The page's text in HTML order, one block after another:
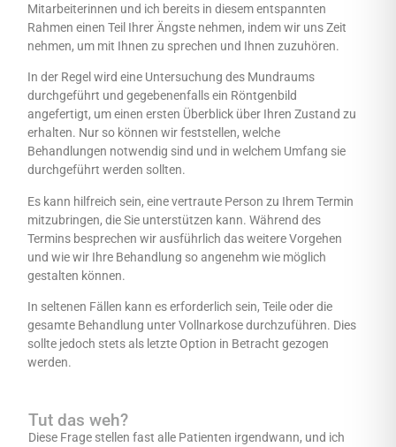
Mitarbeiterinnen und ich bereits in diesem entspannten
Rahmen einen Teil Ihrer Ängste nehmen, indem wir uns Zeit
nehmen, um mit Ihnen zu sprechen und Ihnen zuzuhören.
In der Regel wird eine Untersuchung des Mundraums
durchgeführt und gegebenenfalls ein Röntgenbild
angefertigt, um einen ersten Überblick über Ihren Zustand zu
erhalten. Nur so können wir feststellen, welche
Behandlungen notwendig sind und in welchem Umfang sie
durchgeführt werden sollten.
Es kann hilfreich sein, eine vertraute Person zu Ihrem Termin
mitzubringen, die Sie unterstützen kann. Während des
Termins besprechen wir ausführlich das weitere Vorgehen
und wie wir Ihre Behandlung so angenehm wie möglich
gestalten können.
In seltenen Fällen kann es erforderlich sein, Teile oder die
gesamte Behandlung unter Vollnarkose durchzuführen. Dies
sollte jedoch stets als letzte Option in Betracht gezogen
werden.
Tut das weh?
Diese Frage stellen fast alle Patienten irgendwann, und ich